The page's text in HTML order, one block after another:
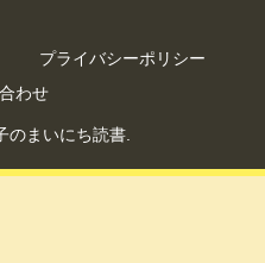
プライバシーポリシー
わせ
まいにち読書.